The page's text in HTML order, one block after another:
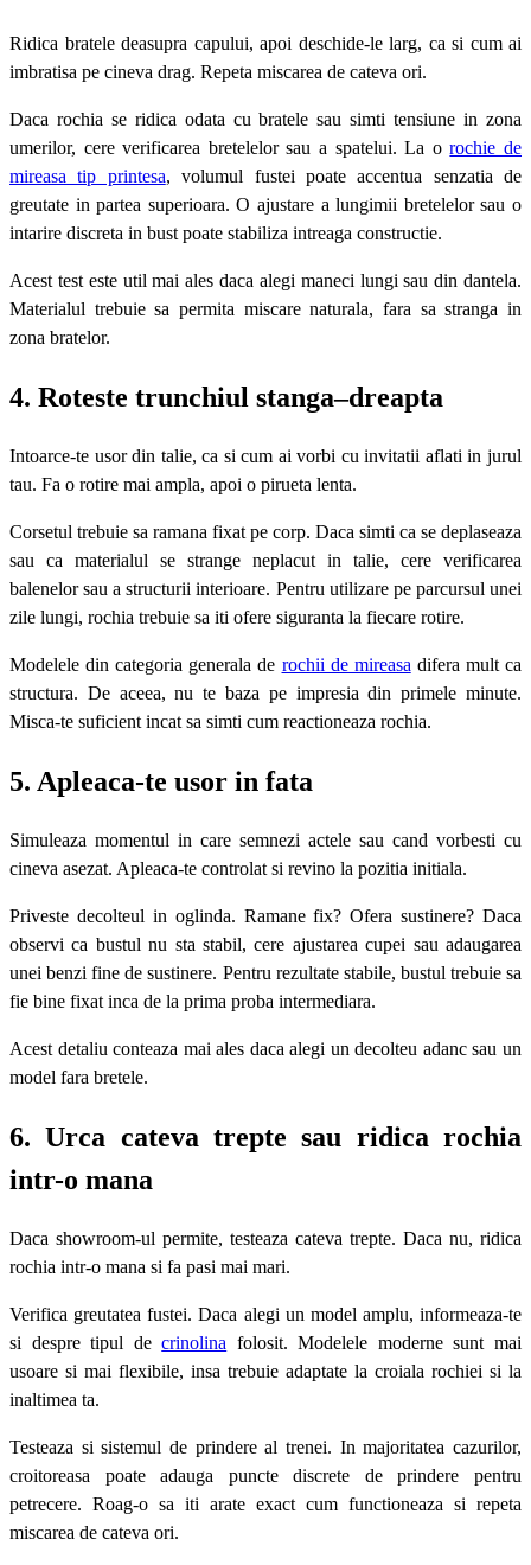
Ridica bratele deasupra capului, apoi deschide-le larg, ca si cum ai
imbratisa pe cineva drag. Repeta miscarea de cateva ori.
Daca rochia se ridica odata cu bratele sau simti tensiune in zona
umerilor, cere verificarea bretelelor sau a spatelui. La orochie de
mireasa tip printesa, volumul fustei poate accentua senzatia de
greutate in partea superioara. O ajustare a lungimii bretelelor sau o
intarire discreta in bust poate stabiliza intreaga constructie.
Acest test este util mai ales daca alegi maneci lungi sau din dantela.
Materialul trebuie sa permita miscare naturala, fara sa stranga in
zona bratelor.
4. Roteste trunchiul stanga–dreapta
Intoarce-te usor din talie, ca si cum ai vorbi cu invitatii aflati in jurul
tau. Fa o rotire mai ampla, apoi o pirueta lenta.
Corsetul trebuie sa ramana fixat pe corp. Daca simti ca se deplaseaza
sau ca materialul se strange neplacut in talie, cere verificarea
balenelor sau a structurii interioare. Pentru utilizare pe parcursul unei
zile lungi, rochia trebuie sa iti ofere siguranta la fiecare rotire.
Modelele din categoria generala de rochii de mireasa difera mult ca
structura. De aceea, nu te baza pe impresia din primele minute.
Misca-te suficient incat sa simti cum reactioneaza rochia.
5. Apleaca-te usor in fata
Simuleaza momentul in care semnezi actele sau cand vorbesti cu
cineva asezat. Apleaca-te controlat si revino la pozitia initiala.
Priveste decolteul in oglinda. Ramane fix? Ofera sustinere? Daca
observi ca bustul nu sta stabil, cere ajustarea cupei sau adaugarea
unei benzi fine de sustinere. Pentru rezultate stabile, bustul trebuie sa
fie bine fixat inca de la prima proba intermediara.
Acest detaliu conteaza mai ales daca alegi un decolteu adanc sau un
model fara bretele.
6. Urca cateva trepte sau ridica rochia
intr-o mana
Daca showroom-ul permite, testeaza cateva trepte. Daca nu, ridica
rochia intr-o mana si fa pasi mai mari.
Verifica greutatea fustei. Daca alegi un model amplu, informeaza-te
si despre tipul decrinolina folosit. Modelele moderne sunt mai
usoare si mai flexibile, insa trebuie adaptate la croiala rochiei si la
inaltimea ta.
Testeaza si sistemul de prindere al trenei. In majoritatea cazurilor,
croitoreasa poate adauga puncte discrete de prindere pentru
petrecere. Roag-o sa iti arate exact cum functioneaza si repeta
miscarea de cateva ori.